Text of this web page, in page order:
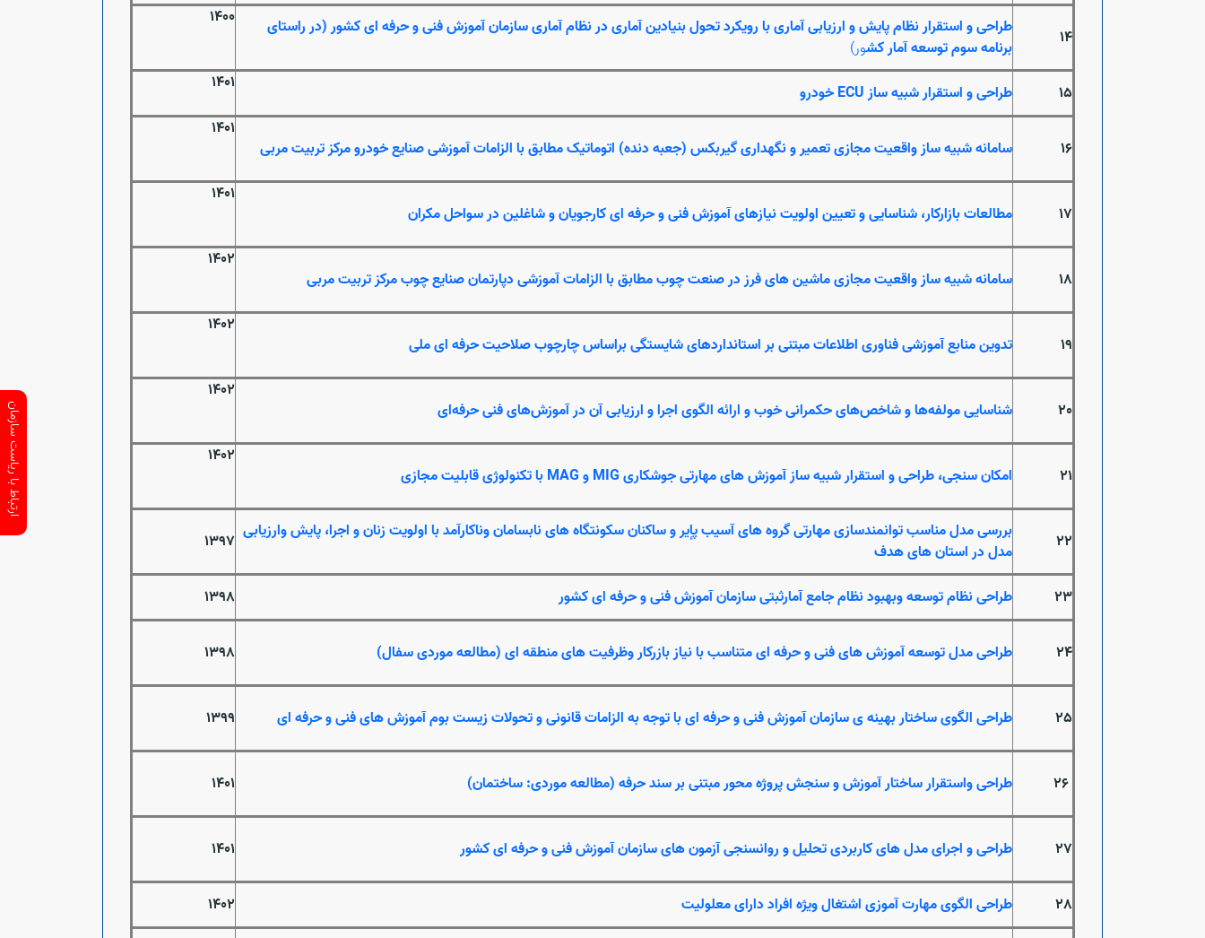
14
طراحی و استقرار نظام پایش و ارزیابی آماری با رویکرد تحول بنیادین آماری در نظام آماری سازمان آموزش فنی و حرفه ای کشور (در راستای
برنامه سوم توسعه آمار کشور)
1400
15 طراحی و استقرار شبیه سازECUخودرو 1401
16 سامانه شبیه ساز واقعیت مجازی تعمیر و نگهداری گیربکس (جعبه دنده) اتوماتیک مطابق با الزامات آموزشی صنایع خودرو مرکز تربیت مربی
1401
17 مطالعات بازارکار، شناسایی و تعیین اولویت نیازهای آموزش فنی و حرفه ای کارجویان و شاغلین در سواحل مکران
1401
18 سامانه شبیه ساز واقعیت مجازی ماشین های فرز در صنعت چوب مطابق با الزامات آموزشی دپارتمان صنایع چوب مرکز تربیت مربی
1402
19 تدوین منابع آموزشی فناوری اطلاعات مبتنی بر استانداردهای شایستگی براساس چارچوب صلاحیت حرفه ای ملی
1402
20 شناسایی مولفه‌ها و شاخص‌های حکمرانی خوب و ارائه الگوی اجرا و ارزیابی آن در آموزش‌های فنی حرفه‌ای
1402
21 امکان سنجی، طراحی و استقرار شبیه ساز آموزش های مهارتی جوشکاریMIGوMAGبا تکنولوژی قابلیت مجازی
1402
22
بررسی مدل مناسب توانمندسازی مهارتی گروه های آسیب پإیر و ساکنان سکونتگاه های نابسامان وناکارآمد با اولویت زنان و اجرا، پایش وارزیابی
مدل در استان های هدف
1397
23 طراحی نظام توسعه وبهبود نظام جامع آمارثبتی سازمان آموزش فنی و حرفه ای کشور 1398
24 طراحی مدل توسعه آموزش های فنی و حرفه ای متناسب با نیاز بازرکار وظرفیت های منطقه ای (مطالعه موردی سفال) 1398
25 طراحی الگوی ساختار بهینه ی سازمان آموزش فنی و حرفه ای با توجه به الزامات قانونی و تحولات زیست بوم آموزش های فنی و حرفه ای 1399
طراحی واستقرار ساختار آموزش و سنجش پروژه محور مبتنی بر سند حرفه (مطالعه موردی: ساختمان) 1401
27 طراحی و اجرای مدل های کاربردی تحلیل و روانسنجی آزمون های سازمان آموزش فنی و حرفه ای کشور 1401
28 طراحی الگوی مهارت آموزی اشتغال ویژه افراد دارای معلولیت
1402
ارتباط با ریاست سازمان